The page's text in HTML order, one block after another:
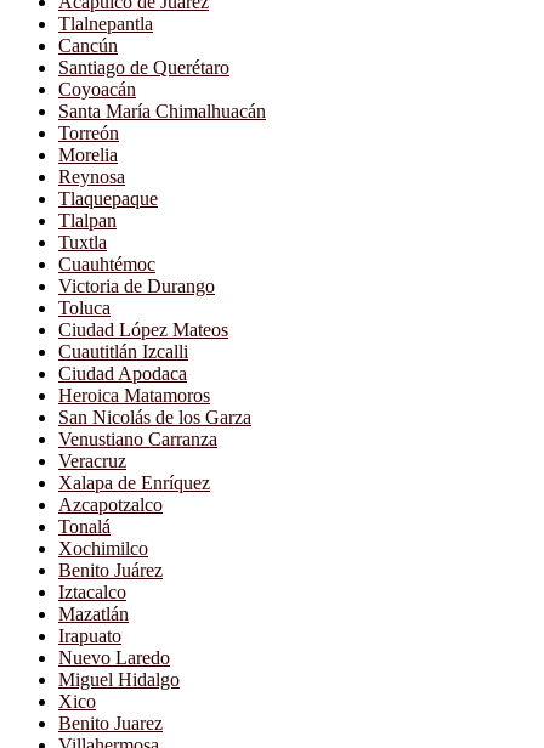
Tlalnepantla
Cancún
Santiago de Querétaro
Coyoacán
Santa María Chimalhuacán
Torreón
Morelia
Reynosa
Tlaquepaque
Tlalpan
Tuxtla
Cuauhtémoc
Victoria de Durango
Toluca
Ciudad López Mateos
Cuautitlán Izcalli
Ciudad Apodaca
Heroica Matamoros
San Nicolás de los Garza
Venustiano Carranza
Veracruz
Xalapa de Enríquez
Azcapotzalco
Tonalá
Xochimilco
Benito Juárez
Iztacalco
Mazatlán
Irapuato
Nuevo Laredo
Miguel Hidalgo
Xico
Benito Juarez